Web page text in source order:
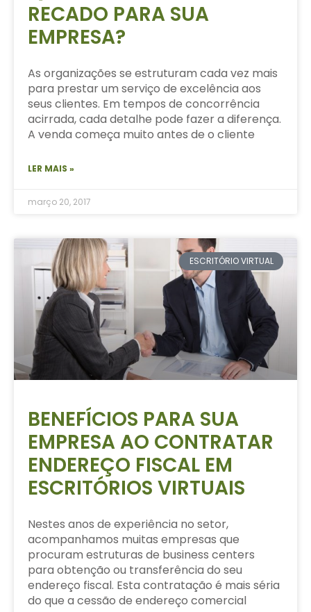
RECADO PARA SUA
EMPRESA?
As organizações se estruturam cada vez mais
para prestar um serviço de excelência aos
seus clientes. Em tempos de concorrência
acirrada, cada detalhe pode fazer a diferença.
A venda começa muito antes de o cliente
LER MAIS »
março 20, 2017
ESCRITÓRIO VIRTUAL
BENEFÍCIOS PARA SUA
EMPRESA AO CONTRATAR
ENDEREÇO FISCAL EM
ESCRITÓRIOS VIRTUAIS
Nestes anos de experiência no setor,
acompanhamos muitas empresas que
procuram estruturas de business centers
para obtenção ou transferência do seu
endereço fiscal. Esta contratação é mais séria
do que a cessão de endereço comercial